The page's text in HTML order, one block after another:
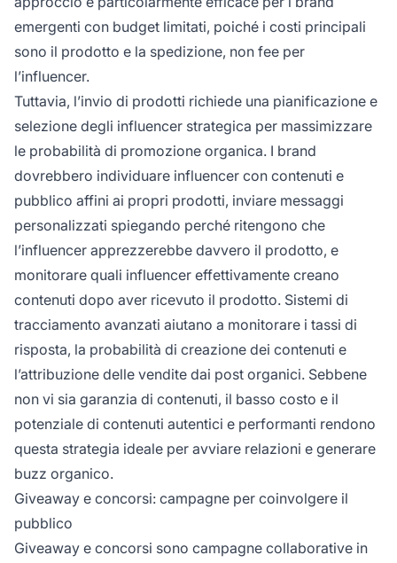
emergenti con budget limitati, poiché i costi principali
sono il prodotto e la spedizione, non fee per
l’influencer.
Tuttavia, l’invio di prodotti richiede una pianificazione e
selezione degli influencer strategica per massimizzare
le probabilità di promozione organica. I brand
dovrebbero individuare influencer con contenuti e
pubblico affini ai propri prodotti, inviare messaggi
personalizzati spiegando perché ritengono che
l’influencer apprezzerebbe davvero il prodotto, e
monitorare quali influencer effettivamente creano
contenuti dopo aver ricevuto il prodotto. Sistemi di
tracciamento avanzati aiutano a monitorare i tassi di
risposta, la probabilità di creazione dei contenuti e
l’attribuzione delle vendite dai post organici. Sebbene
non vi sia garanzia di contenuti, il basso costo e il
potenziale di contenuti autentici e performanti rendono
questa strategia ideale per avviare relazioni e generare
buzz organico.
Giveaway e concorsi: campagne per coinvolgere il
pubblico
Giveaway e concorsi sono campagne collaborative in